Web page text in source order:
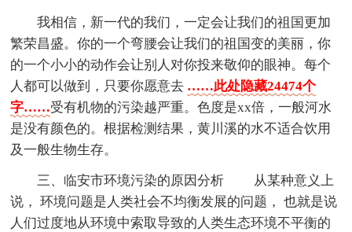
我相信，新一代的我们，一定会让我们的祖国更加
繁荣昌盛。你的一个弯腰会让我们的祖国变的美丽，你
的一个小小的动作会让别人对你投来敬仰的眼神。每个
人都可以做到，只要你愿意去 ……此处隐藏24474个
字……受有机物的污染越严重。色度是xx倍，一般河水
是没有颜色的。根据检测结果，黄川溪的水不适合饮用
及一般生物生存。
三、临安市环境污染的原因分析 从某种意义上
说， 环境问题是人类社会不均衡发展的问题， 也就是说
人们过度地从环境中索取导致的人类生态环境不平衡的